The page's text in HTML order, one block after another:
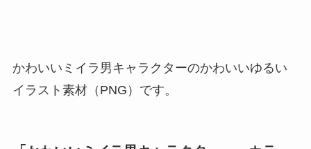
かわいいミイラ男キャラクターのかわいいゆるい
イラスト素材（PNG）です。